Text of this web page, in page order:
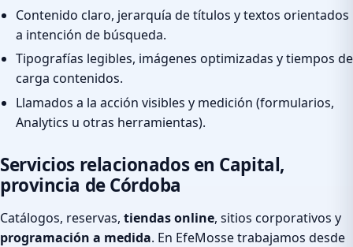
Contenido claro, jerarquía de títulos y textos orientados
a intención de búsqueda.
Tipografías legibles, imágenes optimizadas y tiempos de
carga contenidos.
Llamados a la acción visibles y medición (formularios,
Analytics u otras herramientas).
Servicios relacionados en Capital,
provincia de Córdoba
Catálogos, reservas, tiendas online, sitios corporativos y
programación a medida. En EfeMosse trabajamos desde